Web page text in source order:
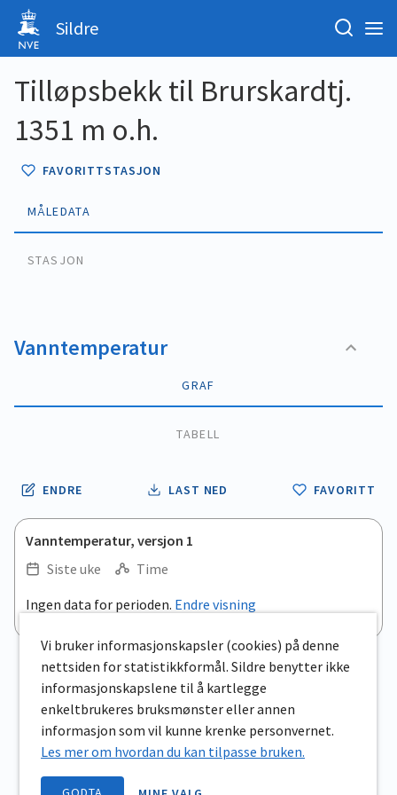
Sildre
Tilløpsbekk til Brurskardtj.
1351 m o.h.
FAVORITTSTASJON
MÅLEDATA
STASJON
Vanntemperatur
GRAF
TABELL
ENDRE LAST NED FAVORITT
Vanntemperatur, versjon 1
Siste uke
Time
.
View as data table, .
Ingen data for perioden. Endre visning
Vi bruker informasjonskapsler (cookies) på denne
nettsiden for statistikkformål. Sildre benytter ikke
informasjonskapslene til å kartlegge
enkeltbrukeres bruksmønster eller annen
informasjon som vil kunne krenke personvernet.
Les mer om hvordan du kan tilpasse bruken.